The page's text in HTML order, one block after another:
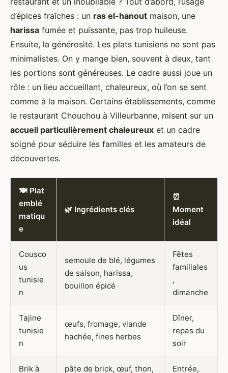
d’épices fraîches : un ras el-hanout maison, une
harissa fumée et puissante, pas trop huileuse.
Ensuite, la générosité. Les plats tunisiens ne sont pas
minimalistes. On y mange bien, souvent à deux, tant
les portions sont généreuses. Le cadre aussi joue un
rôle : un lieu accueillant, chaleureux, où l’on se sent
comme à la maison. Certains établissements, comme
le restaurant Chouchou à Villeurbanne, misent sur un
accueil particulièrement chaleureux et un cadre
soigné pour séduire les familles et les amateurs de
découvertes.
🍽️ Plat
emblé
matiqu
e
🌿 Ingrédients clés
⏰
Moment
idéal
Cousco
us
tunisie
n
semoule de blé, légumes
de saison, harissa,
bouillon épicé
Fêtes
familiales
,
dimanche
Tajine
tunisie
n
œufs, fromage, viande
hachée, fines herbes
Dîner,
repas du
soir
Brik à pâte de brick, œuf, thon, Entrée,